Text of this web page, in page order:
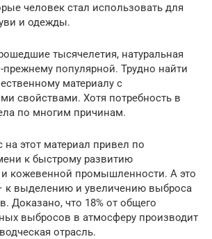
человек стал использовать для
и одежды.
тысячелетия, натуральная
прежнему популярной. Трудно найти
материалу с
свойствами. Хотя потребность в
по многим причинам.
этот материал привел по
к быстрому развитию
кожевенной промышленности. А это
к выделению и увеличению выброса
Доказано, что 18% от общего
выбросов в атмосферу производит
отрасль.